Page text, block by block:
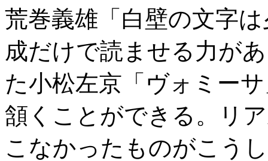
荒巻義雄「白壁の文字
成だけで読ませる力が
た小松左京「ヴォミー
頷くことができる。リ
こなかったものがこう